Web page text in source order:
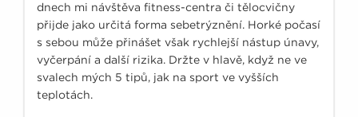
dnech mi návštěva fitness-centra či tělocvičny
přijde jako určitá forma sebetrýznění. Horké počasí
s sebou může přinášet však rychlejší nástup únavy,
vyčerpání a další rizika. Držte v hlavě, když ne ve
svalech mých 5 tipů, jak na sport ve vyšších
teplotách.